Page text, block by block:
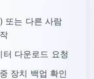
또는 다른 사람
다운로드 요청
장치 백업 확인